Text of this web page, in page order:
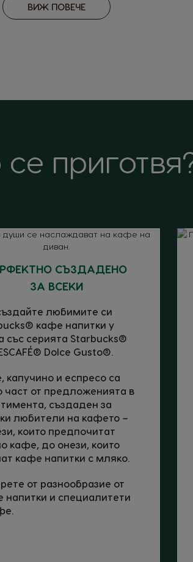
ВИЖ ПОВЕЧЕ
СЪЗДАДЕНО
ЗА ВСЕКИ
любимите си
кафе напитки у
със серията Starbucks®
Dolce Gusto®.
капучино и еспресо са
част от предложенията в
създаден за
любители на кафето –
които предпочитат
кафе, до онези, които
кафе напитки с мляко.
от разнообразие от
напитки и специалитети